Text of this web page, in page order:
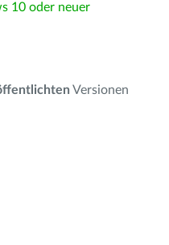
10 oder neuer
Versionen